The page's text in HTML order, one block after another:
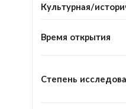
Культурная/
Время открытия
Степень